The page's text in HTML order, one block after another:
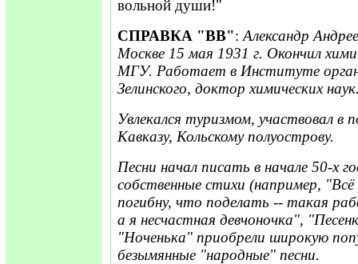
вольной души!"
СПРАВКА "ВВ": Александр
Москве 15 мая 1931 г. Окончил
МГУ. Работает в Институте
Зелинского, доктор химических
Увлекался туризмом, участвовал в
Кавказу, Кольскому полуострову.
Песни начал писать в начале 50-х
собственные стихи (например, "Всё
погибну, что поделать -- такая
а я несчастная девчоночка",
"Ноченька" приобрели широкую
безымянные "народные" песни.